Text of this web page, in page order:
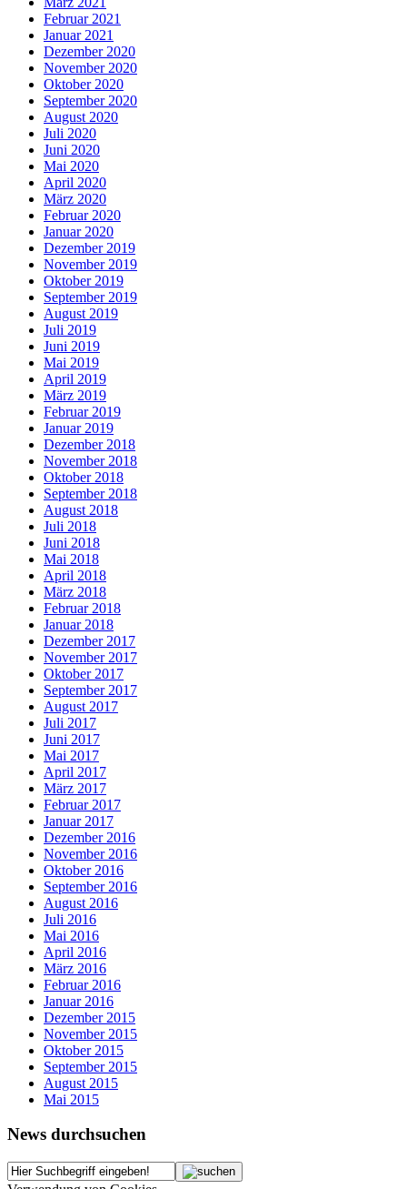
Februar 2021
Januar 2021
Dezember 2020
November 2020
Oktober 2020
September 2020
August 2020
Juli 2020
Juni 2020
Mai 2020
April 2020
März 2020
Februar 2020
Januar 2020
Dezember 2019
November 2019
Oktober 2019
September 2019
August 2019
Juli 2019
Juni 2019
Mai 2019
April 2019
März 2019
Februar 2019
Januar 2019
Dezember 2018
November 2018
Oktober 2018
September 2018
August 2018
Juli 2018
Juni 2018
Mai 2018
April 2018
März 2018
Februar 2018
Januar 2018
Dezember 2017
November 2017
Oktober 2017
September 2017
August 2017
Juli 2017
Juni 2017
Mai 2017
April 2017
März 2017
Februar 2017
Januar 2017
Dezember 2016
November 2016
Oktober 2016
September 2016
August 2016
Juli 2016
Mai 2016
April 2016
März 2016
Februar 2016
Januar 2016
Dezember 2015
November 2015
Oktober 2015
September 2015
August 2015
Mai 2015
News durchsuchen